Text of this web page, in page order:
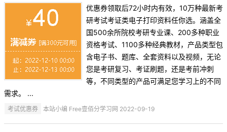
优惠券领取后72小时内有效，10万种最新考
研考试考证类电子打印资料任你选。涵盖全
国500余所院校考研专业课、200多种职业
资格考试、1100多种经典教材，产品类型包
含电子书、题库、全套资料以及视频，无论
您是考研复习、考证刷题，还是考前冲刺
等，不同类型的产品可满足您学习上的不同
需求。 ...
考试优惠券 本站小编 Free壹佰分学习网 2022-09-19